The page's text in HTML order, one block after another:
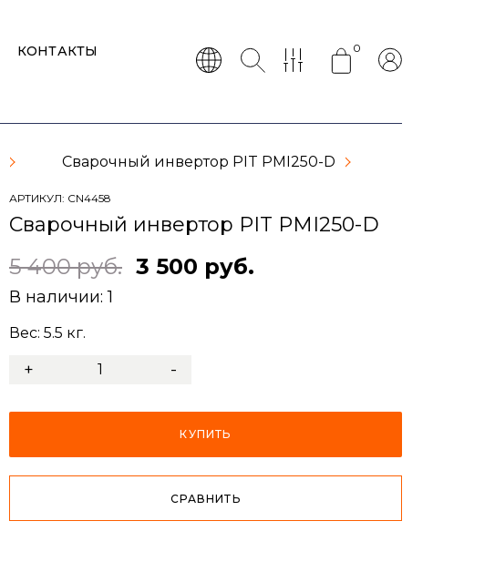
КОНТАКТЫ
0
Сварочный инвертор PIT PMI250-D
АРТИКУЛ: CN4458
Сварочный инвертор PIT PMI250-D
5 400 руб. 3 500 руб.
В наличии:1
Вес: 5.5 кг.
+ -
КУПИТЬ
СРАВНИТЬ